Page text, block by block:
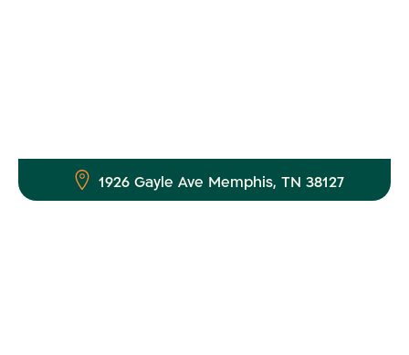
1926 Gayle Ave Memphis, TN 38127